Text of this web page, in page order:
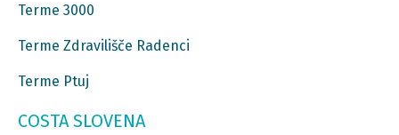
Terme 3000
Terme Zdravilišče Radenci
Terme Ptuj
COSTA SLOVENA